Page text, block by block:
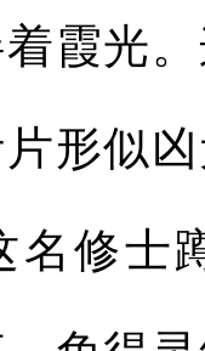
霞光
形似
名修士